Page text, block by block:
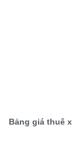
Bảng giá thuê